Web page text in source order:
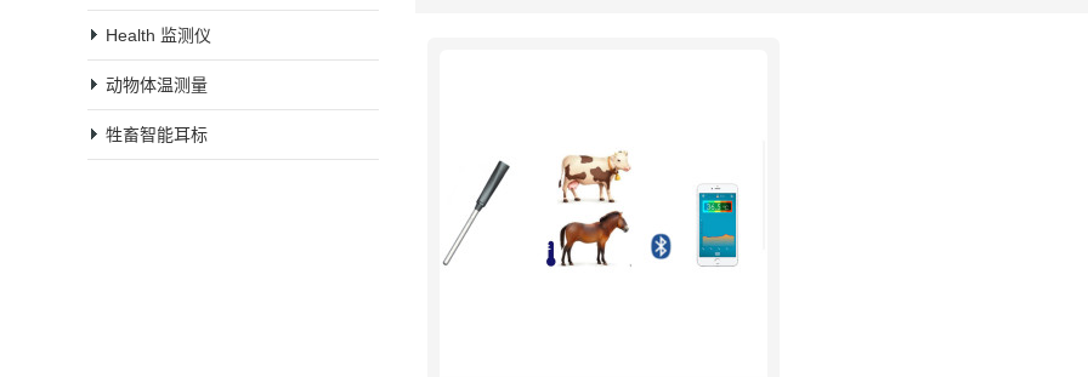
Health 监测仪
动物体温测量
牲畜智能耳标